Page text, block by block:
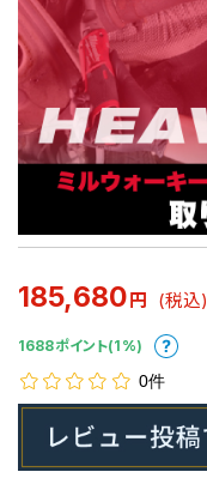
185,680 円 (税込)
1688ポイント(1%)
0件